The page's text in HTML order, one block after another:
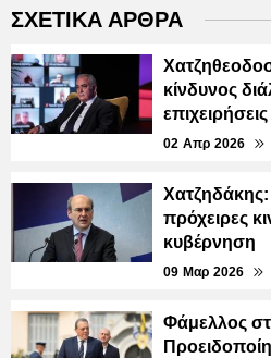
ΣΧΕΤΙΚΑ ΑΡΘΡΑ
κίνδυνος
επιχειρήσεις
02 Απρ 2026
πρόχειρες
κυβέρνηση
09 Μαρ 2026
Φάμελλος